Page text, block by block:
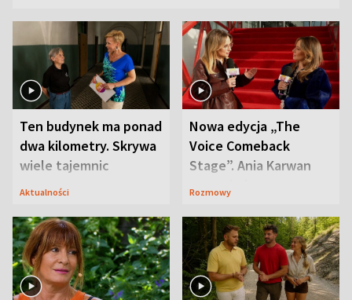
Ten budynek ma ponad
dwa kilometry. Skrywa
wiele tajemnic
Aktualności
Nowa edycja „The
Voice Comeback
Stage”. Ania Karwan
zapowiada
Rozmowy